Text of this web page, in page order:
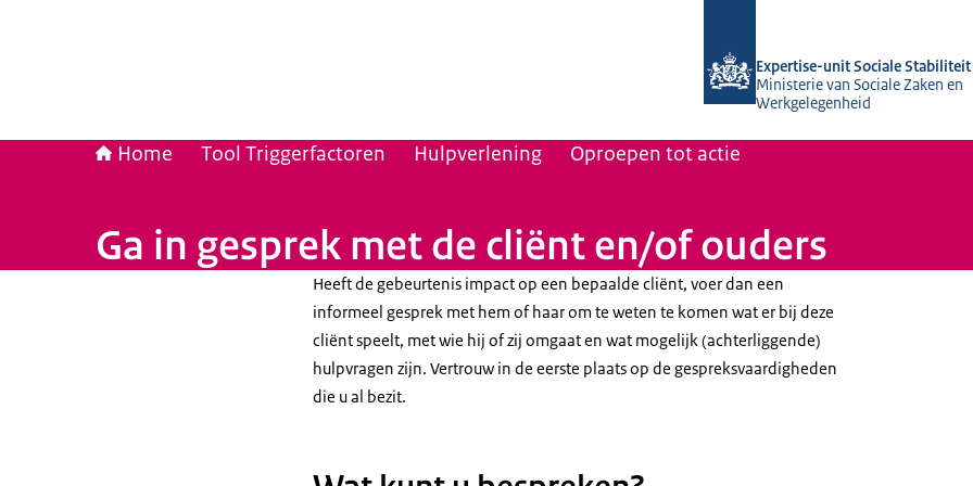
Expertise-unit Sociale Stabiliteit
Ministerie van Sociale Zaken en
Werkgelegenheid
Home Tool Triggerfactoren Hulpverlening Oproepen tot actie
Ga in gesprek met de cliënt en/of ouders
Heeft de gebeurtenis impact op een bepaalde cliënt, voer dan een
informeel gesprek met hem of haar om te weten te komen wat er bij deze
cliënt speelt, met wie hij of zij omgaat en wat mogelijk (achterliggende)
hulpvragen zijn. Vertrouw in de eerste plaats op de gespreksvaardigheden
die u al bezit.